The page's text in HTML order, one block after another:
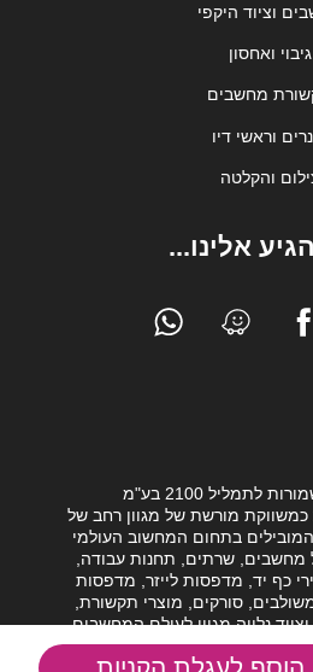
וציוד היקפי
גיבוי ואחסון
מחשבים
וראשי דיו
והקלטה
אלינו...
לתמליל 2100 בע"מ
מורשת של מגוון רחב של
בתחום המחשוב העולמי
מחשבים, שרתים, תחנות עבודה,
כף יד, מדפסות לייזר, מדפסות
סורקים, מוצרי תקשורת,
וציוד נלווה מגוון לעולם המחשבים.